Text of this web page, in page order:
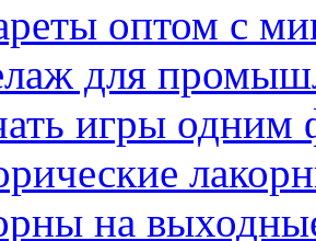
оптом с
для
игры одним
на